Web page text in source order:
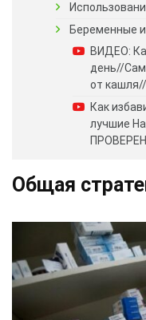
Беременные
ВИДЕО:
день//
от
Как
лучшие
Общая